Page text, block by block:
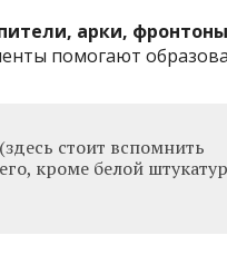
арки,
помогают
стоит вспомнить
кроме белой